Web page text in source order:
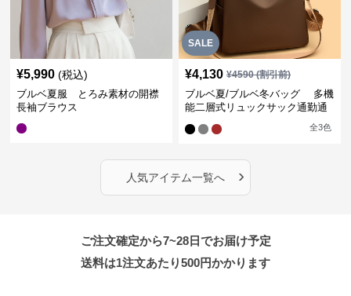
¥5,990 (税込)
ブルベ夏服 とろみ素材の開襟
長袖ブラウス
SALE
¥4,130 ¥4590(割引前)
ブルベ夏/ブルベ冬バッグ 多機
能二層式リュックサック通勤通
全3色
人気アイテム一覧へ ›
ご注文確定から7~28日でお届け予定
送料は1注文あたり500円かかります